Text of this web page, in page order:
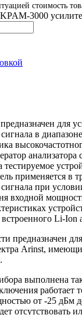
стоимость
3000
для
в
анализатора
тестируемое
применяется в
сигнала при
входной
встроенного Li-Ion
предназначен
Arinst,
выполнена
работает
от -25 дБм
отсутствовать